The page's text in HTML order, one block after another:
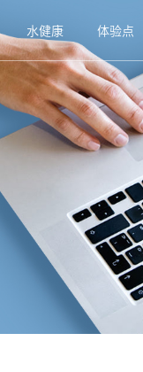
水健康 体验点